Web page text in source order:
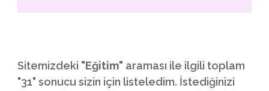
Sitemizdeki "Eğitim" araması ile ilgili toplam
"31" sonucu sizin için listeledim. İstediğinizi